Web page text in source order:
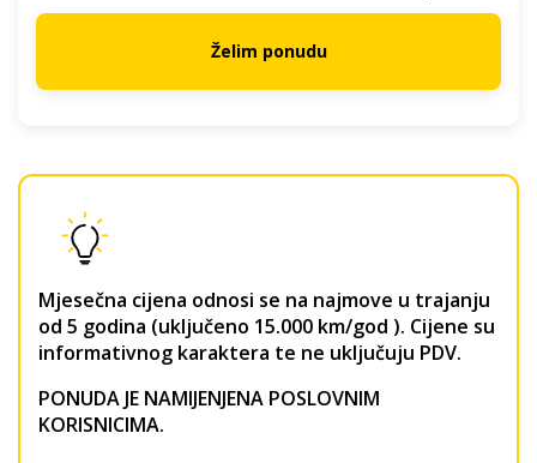
Želim ponudu
Mjesečna cijena odnosi se na najmove u trajanju
od 5 godina (uključeno 15.000 km/god ). Cijene su
informativnog karaktera te ne uključuju PDV.
PONUDA JE NAMIJENJENA POSLOVNIM
KORISNICIMA.